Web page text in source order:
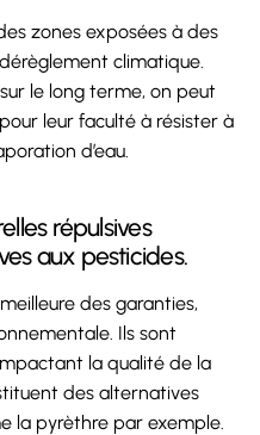
zones exposées à des
climatique.
le long terme, on peut
leur faculté à résister à
d’eau.
répulsives
aux pesticides.
des garanties,
Ils sont
la qualité de la
des alternatives
la pyrèthre par exemple.